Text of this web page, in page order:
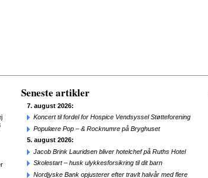
Seneste artikler
7. august 2026:
Koncert til fordel for Hospice Vendsyssel Støtteforening
Populære Pop – & Rocknumre på Bryghuset
5. august 2026:
Jacob Brink Lauridsen bliver hotelchef på Ruths Hotel
Skolestart – husk ulykkesforsikring til dit barn
Nordjyske Bank opjusterer efter travlt halvår med flere